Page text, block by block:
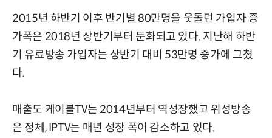
2015년 하반기 이후 반기별 80만명을 웃돌던 가입자 증
가폭은 2018년 상반기부터 둔화되고 있다. 지난해 하반
기 유료방송 가입자는 상반기 대비 53만명 증가에 그쳤
다.
매출도 케이블TV는 2014년부터 역성장했고 위성방송
은 정체, IPTV는 매년 성장 폭이 감소하고 있다.